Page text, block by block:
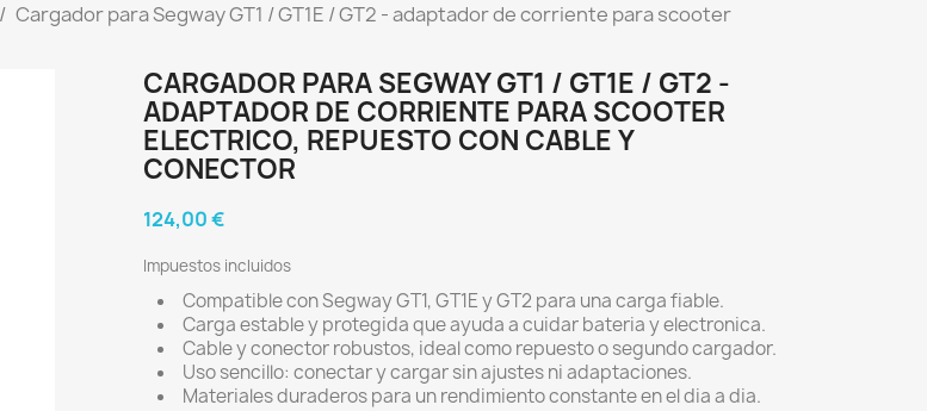
Cargador para Segway GT1 / GT1E / GT2 - adaptador de corriente para scooter
CARGADOR PARA SEGWAY GT1 / GT1E / GT2 -
ADAPTADOR DE CORRIENTE PARA SCOOTER
ELECTRICO, REPUESTO CON CABLE Y
CONECTOR
124,00 €
Impuestos incluidos
Compatible con Segway GT1, GT1E y GT2 para una carga fiable.
Carga estable y protegida que ayuda a cuidar bateria y electronica.
Cable y conector robustos, ideal como repuesto o segundo cargador.
Uso sencillo: conectar y cargar sin ajustes ni adaptaciones.
Materiales duraderos para un rendimiento constante en el dia a dia.